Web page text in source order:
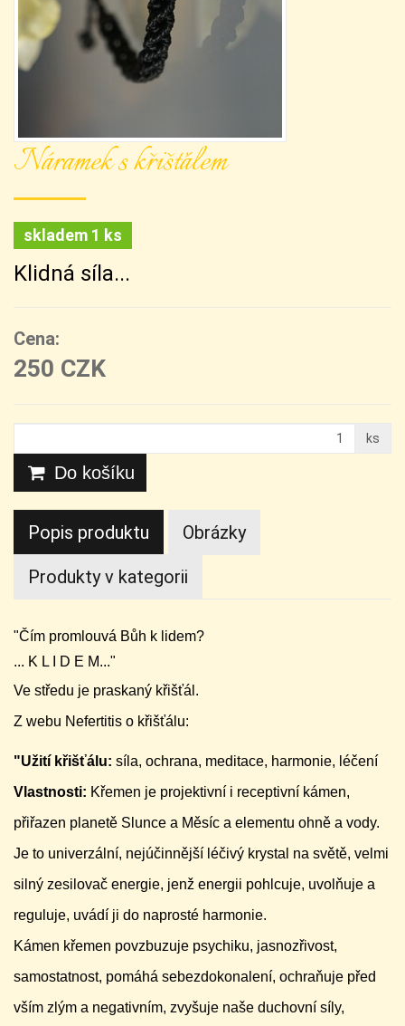
Náramek s křišťálem
skladem 1 ks
Klidná síla...
Cena:
250 CZK
ks
Do košíku
Popis produktu Obrázky
Produkty v kategorii
"Čím promlouvá Bůh k lidem?
... K L I D E M..."
Ve středu je praskaný křišťál.
Z webu Nefertitis o křišťálu:
"Užití křišťálu: síla, ochrana, meditace, harmonie, léčení
Vlastnosti: Křemen je projektivní i receptivní kámen,
přiřazen planetě Slunce a Měsíc a elementu ohně a vody.
Je to univerzální, nejúčinnější léčivý krystal na světě, velmi
silný zesilovač energie, jenž energii pohlcuje, uvolňuje a
reguluje, uvádí ji do naprosté harmonie.
Kámen křemen povzbuzuje psychiku, jasnozřivost,
samostatnost, pomáhá sebezdokonalení, ochraňuje před
vším zlým a negativním, zvyšuje naše duchovní síly,